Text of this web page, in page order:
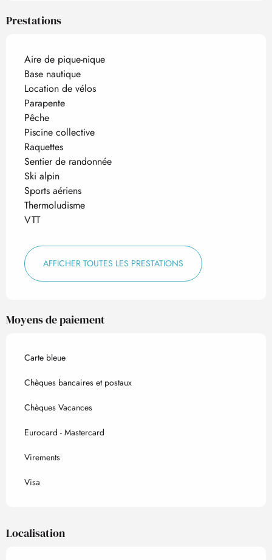
Prestations
Aire de pique-nique
Base nautique
Location de vélos
Parapente
Pêche
Piscine collective
Raquettes
Sentier de randonnée
Ski alpin
Sports aériens
Thermoludisme
VTT
AFFICHER TOUTES LES PRESTATIONS
Moyens de paiement
Carte bleue
Chèques bancaires et postaux
Chèques Vacances
Eurocard - Mastercard
Virements
Visa
Localisation